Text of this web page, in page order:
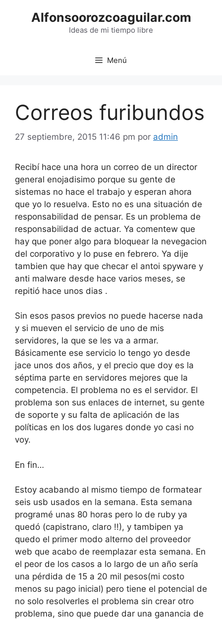
Alfonsoorozcoaguilar.com
Ideas de mi tiempo libre
Menú
Correos furibundos
27 septiembre, 2015 11:46 pm por admin
Recibí hace una hora un correo de un director
general enojadisimo porque su gente de
sistemas no hace el trabajo y esperan ahora
que yo lo resuelva. Esto no es una situación de
responsabilidad de pensar. Es un problema de
responsabilidad de actuar. Ya comentew que
hay que poner algo para bloquear la nevegacion
del corporativo y lo puse en febrero. Ya dije
tambien que hay que checar el antoi spyware y
anti malware desde hace varios meses, se
repitió hace unos dias .
Sin esos pasos previos no puede hacerse nada
y si mueven el servicio de uno de mis
servidores, la que se les va a armar.
Básicamente ese servicio lo tengo yo desde
jace unos dos años, y el precio que doy es la
séptima parte en servidores mejores que la
competencia. El problema no es el servidor. El
problema son sus enlaces de internet, su gente
de soporte y su falta de aplicación de las
políticas en los dos lugares donde yo casi no
voy.
En fin…
Estoy acabando al mismo tiempo de formatear
seis usb usados en la semana. Esta semana
programé unas 80 horas pero lo de ruby ya
quedó (capistrano, claro !!), y tambipen ya
quedo el primer modo alterno del proveedor
web que acabo de reemplazar esta semana. En
el peor de los casos a lo largo de un año sería
una pérdida de 15 a 20 mil pesos(mi costo
menos su pago inicial) pero tiene el potencial de
no solo resolverles el problema sin crear otro
problema, sino que puede dar una ganancia de